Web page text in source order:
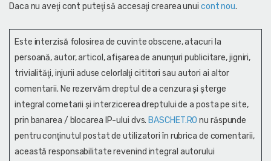
Daca nu aveţi cont puteţi să accesaţi crearea unui cont nou.
Este interzisă folosirea de cuvinte obscene, atacuri la
persoană, autor, articol, afişarea de anunţuri publicitare, jigniri,
trivialităţi, injurii aduse celorlalţi cititori sau autori ai altor
comentarii. Ne rezervăm dreptul de a cenzura și şterge
integral cometarii și interzicerea dreptului de a posta pe site,
prin banarea / blocarea IP-ului dvs. BASCHET.RO nu răspunde
pentru conţinutul postat de utilizatori în rubrica de comentarii,
această responsabilitate revenind integral autorului